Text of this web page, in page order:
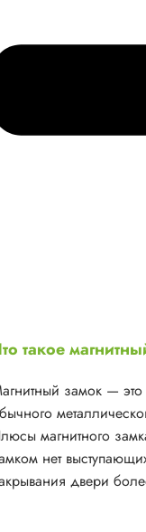
такое
замок — это
магнитного
нет
двери